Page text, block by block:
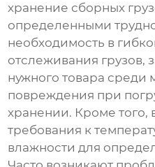
хранение сборных
определенными
необходимость в
отслеживания грузов,
нужного товара среди
повреждения при
хранении. Кроме того,
требования к
влажности для